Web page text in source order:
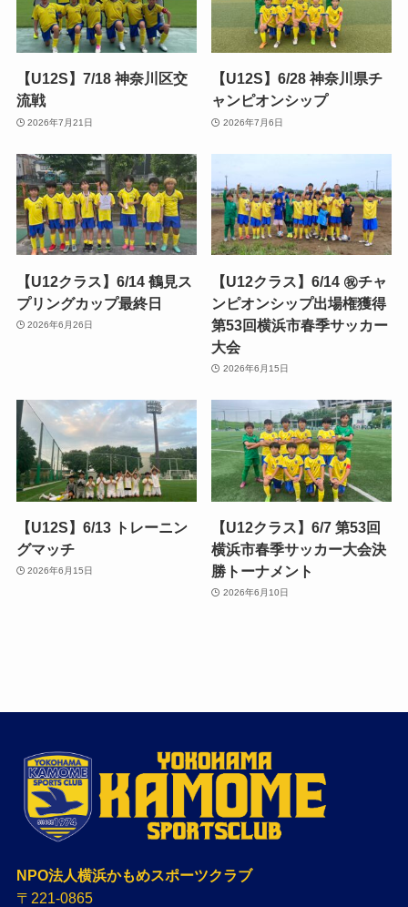
【U12S】7/18 神奈川区交
流戦
2026年7月21日
【U12S】6/28 神奈川県チ
ャンピオンシップ
2026年7月6日
【U12クラス】6/14 鶴見ス
プリングカップ最終日
2026年6月26日
【U12クラス】6/14 ㊗️チャ
ンピオンシップ出場権獲得
第53回横浜市春季サッカー
大会
2026年6月15日
【U12S】6/13 トレーニン
グマッチ
2026年6月15日
【U12クラス】6/7 第53回
横浜市春季サッカー大会決
勝トーナメント
2026年6月10日
NPO法人横浜かもめスポーツクラブ
〒221-0865